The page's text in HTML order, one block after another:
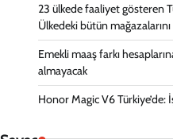
23 ülkede faaliyet gösteren
Ülkedeki bütün
Emekli maaş farkı
almayacak
Honor Magic V6 Türkiye’de: